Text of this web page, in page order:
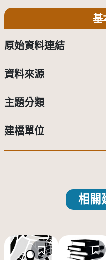
基
原始資料連結
資料來源
主題分類
建檔單位
相關